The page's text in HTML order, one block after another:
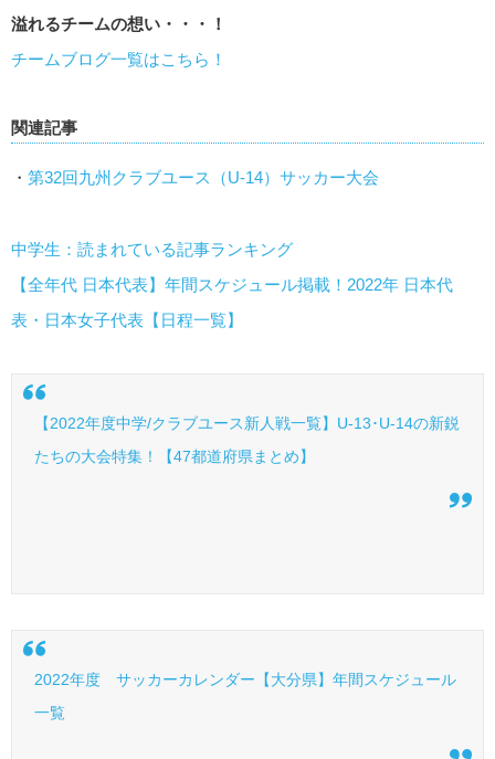
溢れるチームの想い・・・！
チームブログ一覧はこちら！
関連記事
・ 第32回九州クラブユース（U-14）サッカー大会
中学生：読まれている記事ランキング
【全年代 日本代表】年間スケジュール掲載！2022年 日本代
表・日本女子代表【日程一覧】
【2022年度中学/クラブユース新人戦一覧】U-13･U-14の新鋭
たちの大会特集！【47都道府県まとめ】
2022年度 サッカーカレンダー【大分県】年間スケジュール
一覧